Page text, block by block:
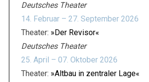
Deutsches Theater
14. Februar – 27. September 2026
Theater: »Der Revisor«
Deutsches Theater
25. April – 07. Oktober 2026
Theater: »Altbau in zentraler Lage«